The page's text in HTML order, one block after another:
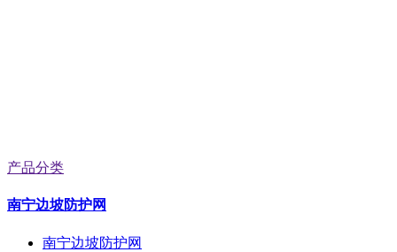
产品分类
南宁边坡防护网
南宁边坡防护网